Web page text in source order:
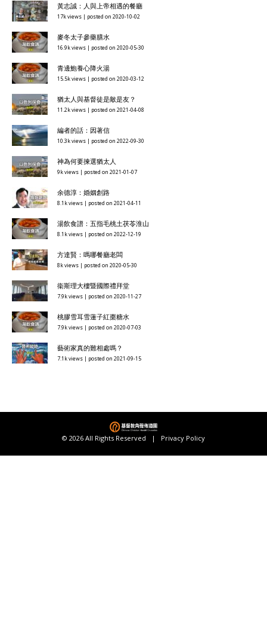
黃志誠：人與上帝相遇的餐廳
17k views | posted on 2020-10-02
麥冬太子參藥膳水
16.9k views | posted on 2020-05-30
青邊鮑養心降火湯
15.5k views | posted on 2020-03-12
猶太人與基督徒是敵是友？
11.2k views | posted on 2021-04-08
編者的話：因著信
10.3k views | posted on 2022-09-30
神為何要揀選猶太人
9k views | posted on 2021-01-07
余德淳：婚姻創路
8.1k views | posted on 2021-04-11
湯飲食譜：五指毛桃土茯苓淮山
8.1k views | posted on 2022-12-19
方達賢：嗎哪餐廳老闆
8k views | posted on 2020-05-30
衞斯理大樓暨國際禮拜堂
7.9k views | posted on 2020-11-27
桃膠雪耳雪蓮子紅棗糖水
7.9k views | posted on 2020-07-03
藝術家真的難相處嗎？
7.1k views | posted on 2021-09-15
© 2026 All Rights Reserved | Privacy Policy